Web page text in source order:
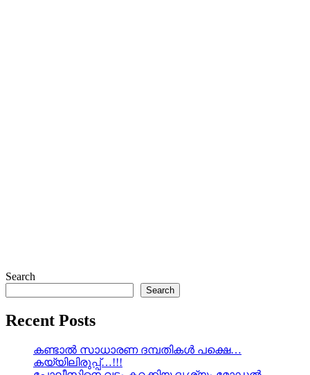
Search
Search
Recent Posts
കണ്ടാൽ സാധാരണ ദമ്പതികൾ പക്ഷെ…
കയ്യിലിരുപ്പ്…!!!